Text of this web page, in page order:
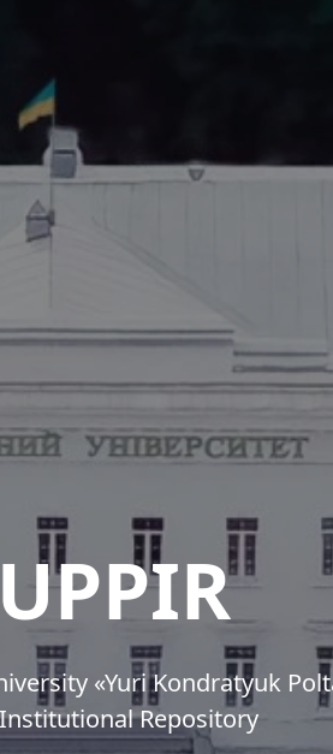
«Yuri Kondratyuk
Repository